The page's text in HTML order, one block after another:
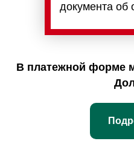
документа об
В платежной форме